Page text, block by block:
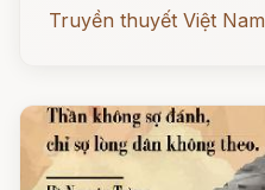
Truyền thuyết Việt Nam